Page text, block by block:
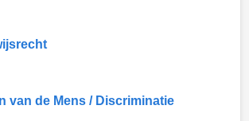
van de Mens / Discriminatie